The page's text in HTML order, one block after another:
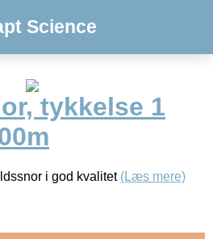
Science
tykkelse 1
i god kvalitet (Læs mere)